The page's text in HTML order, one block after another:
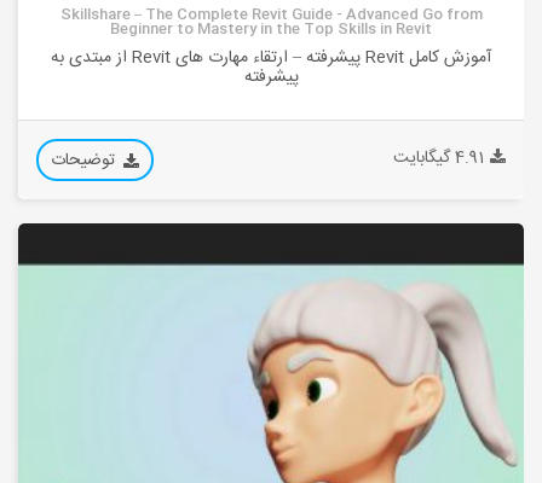
Skillshare – The Complete Revit Guide - Advanced Go from
Beginner to Mastery in the Top Skills in Revit
آموزش کامل Revit پیشرفته – ارتقاء مهارت های Revit از مبتدی به
پیشرفته
4.91 گیگابایت توضیحات